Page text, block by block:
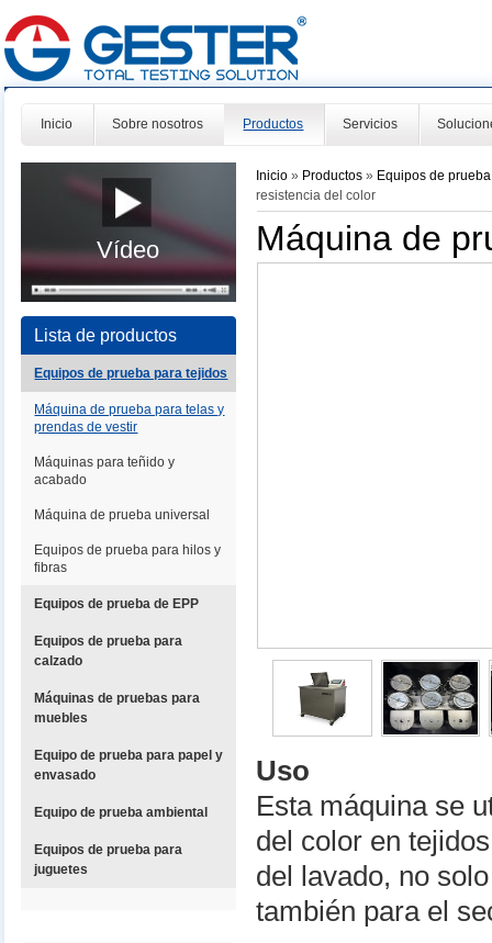
Inicio Sobre nosotros Productos Servicios
Vídeo
Lista de productos
Equipos de prueba para tejidos
Máquina de prueba para telas y
prendas de vestir
Máquinas para teñido y
acabado
Máquina de prueba universal
Equipos de prueba para hilos y
fibras
Equipos de prueba de EPP
Equipos de prueba para
calzado
Máquinas de pruebas para
muebles
Equipo de prueba para papel y
envasado
Equipo de prueba ambiental
Equipos de prueba para
juguetes
Inicio » Productos» Equipos de
resistencia del color
Máquina de
Uso
Esta máquina se
del color en
del lavado, no
también para el